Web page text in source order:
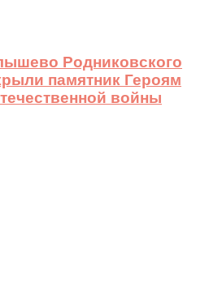
Родниковского
памятник Героям
войны